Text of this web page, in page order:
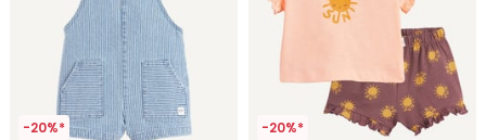
-20%* -20%*